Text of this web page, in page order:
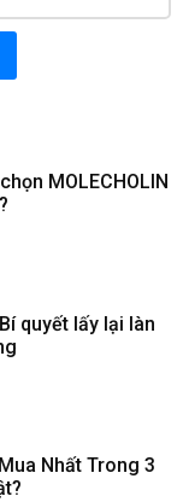
MOLECHOLIN
quyết lấy lại làn
Nhất Trong 3